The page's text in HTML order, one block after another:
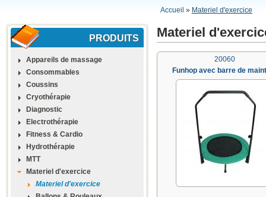
Accueil » Materiel d'exercice
PRODUITS
Appareils de massage
Consommables
Coussins
Cryothérapie
Diagnostic
Electrothérapie
Fitness & Cardio
Hydrothérapie
MTT
Materiel d'exercice
Materiel d'exercice
Materiel
20060
Funhop avec barre de